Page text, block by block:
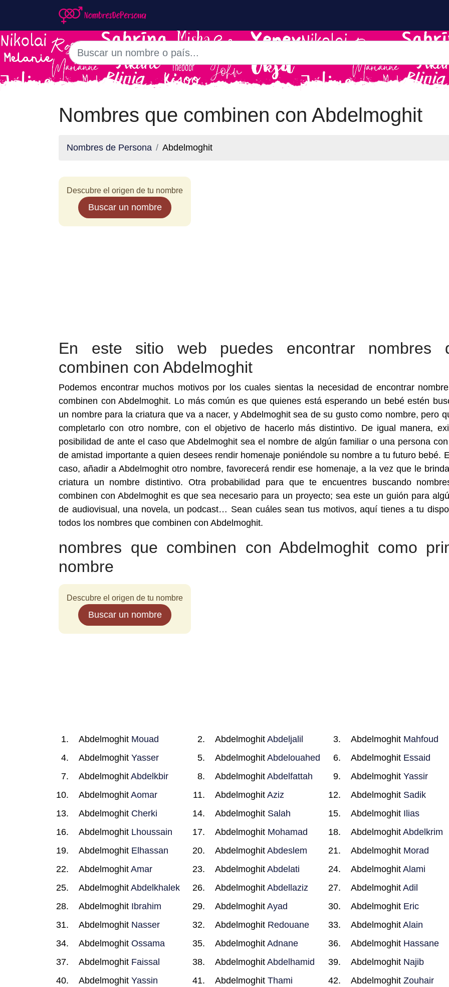
Nombres que combinen con Abdelmoghit
Nombres de Persona Abdelmoghit
Descubre el origen de tu nombre
Buscar un nombre
En este sitio web puedes encontrar nombres
combinen con Abdelmoghit
Podemos encontrar muchos motivos por los cuales sientas la necesidad de encontrar
combinen con Abdelmoghit. Lo más común es que quienes está esperando un bebé estén
un nombre para la criatura que va a nacer, y Abdelmoghit sea de su gusto como nombre, pero
completarlo con otro nombre, con el objetivo de hacerlo más distintivo. De igual manera,
posibilidad de ante el caso que Abdelmoghit sea el nombre de algún familiar o una persona
de amistad importante a quien desees rendir homenaje poniéndole su nombre a tu futuro bebé.
caso, añadir a Abdelmoghit otro nombre, favorecerá rendir ese homenaje, a la vez que le
criatura un nombre distintivo. Otra probabilidad para que te encuentres buscando
combinen con Abdelmoghit es que sea necesario para un proyecto; sea este un guión para
de audiovisual, una novela, un podcast… Sean cuáles sean tus motivos, aquí tienes a tu
todos los nombres que combinen con Abdelmoghit.
nombres que combinen con Abdelmoghit como
nombre
Descubre el origen de tu nombre
Buscar un nombre
Abdelmoghit Mouad Abdelmoghit Abdeljalil Abdelmoghit Mahfoud
Abdelmoghit Yasser Abdelmoghit Abdelouahed Abdelmoghit Essaid
Abdelmoghit Abdelkbir Abdelmoghit Abdelfattah AbdelmoghitYassir
Abdelmoghit Aomar Abdelmoghit Aziz Abdelmoghit Sadik
Abdelmoghit Cherki Abdelmoghit Salah Abdelmoghit Ilias
Abdelmoghit Lhoussain Abdelmoghit Mohamad AbdelmoghitAbdelkrim
Abdelmoghit Elhassan Abdelmoghit Abdeslem Abdelmoghit Morad
Abdelmoghit Amar Abdelmoghit Abdelati AbdelmoghitAlami
Abdelmoghit Abdelkhalek Abdelmoghit Abdellaziz AbdelmoghitAdil
Abdelmoghit Ibrahim Abdelmoghit Ayad Abdelmoghit Eric
Abdelmoghit Nasser Abdelmoghit Redouane AbdelmoghitAlain
Abdelmoghit Ossama Abdelmoghit Adnane Abdelmoghit Hassane
Abdelmoghit Faissal Abdelmoghit Abdelhamid Abdelmoghit Najib
Abdelmoghit Yassin Abdelmoghit Thami AbdelmoghitZouhair